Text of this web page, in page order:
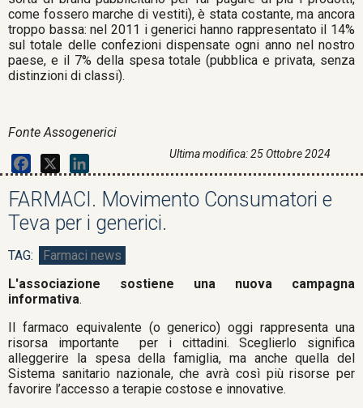
Ultima modifica: 25 Ottobre 2024
come fossero marche di vestiti), è stata costante, ma ancora
troppo bassa: nel 2011 i generici hanno rappresentato il 14%
sul totale delle confezioni dispensate ogni anno nel nostro
paese, e il 7% della spesa totale (pubblica e privata, senza
distinzioni di classi).
Fonte Assogenerici
FARMACI. Movimento Consumatori e
Teva per i generici.
Farmaci news
L'associazione sostiene una nuova campagna
informativa.
Il farmaco equivalente (o generico) oggi rappresenta una
risorsa importante per i cittadini. Sceglierlo significa
alleggerire la spesa della famiglia, ma anche quella del
Sistema sanitario nazionale, che avrà così più risorse per
favorire l’accesso a terapie costose e innovative.